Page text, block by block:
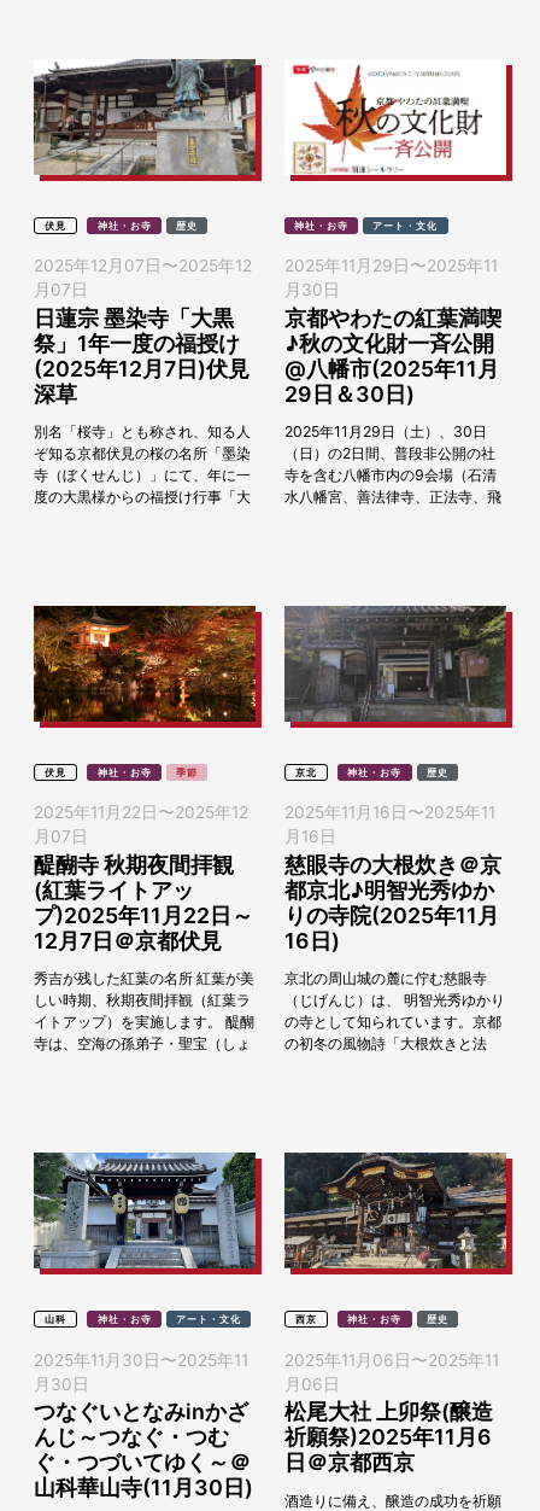
伏見 神社・お寺 歴史
2025年12月07日 〜2025年12
月07日
日蓮宗 墨染寺「大黒
祭」1年一度の福授け
(2025年12月7日)伏見
深草
別名「桜寺」とも称され、知る人
ぞ知る京都伏見の桜の名所「墨染
寺（ぼくせんじ）」にて、年に一
度の大黒様からの福授け行事「大
神社・お寺 アート・文化
2025年11月29日 〜2025年11
月30日
京都やわたの紅葉満喫
♪秋の文化財一斉公開
@八幡市(2025年11月
29日＆30日)
2025年11月29日（土）、30日
（日）の2日間、普段非公開の社
寺を含む八幡市内の9会場（石清
水八幡宮、善法律寺、正法寺、飛
伏見 神社・お寺 季節
2025年11月22日 〜2025年12
月07日
醍醐寺 秋期夜間拝観
(紅葉ライトアッ
プ)2025年11月22日～
12月7日＠京都伏見
秀吉が残した紅葉の名所 紅葉が美
しい時期、秋期夜間拝観（紅葉ラ
イトアップ）を実施します。 醍醐
寺は、空海の孫弟子・聖宝（しょ
京北 神社・お寺 歴史
2025年11月16日 〜2025年11
月16日
慈眼寺の大根炊き＠京
都京北♪明智光秀ゆか
りの寺院(2025年11月
16日)
京北の周山城の麓に佇む慈眼寺
（じげんじ）は、 明智光秀ゆかり
の寺として知られています。京都
の初冬の風物詩「大根炊きと法
山科 神社・お寺 アート・文化
2025年11月30日〜2025年11
月30日
つなぐいとなみinかざ
んじ～つなぐ・つむ
ぐ・つづいてゆく～＠
山科華山寺(11月30日)
西京 神社・お寺 歴史
2025年11月06日〜2025年11
月06日
松尾大社 上卯祭(醸造
祈願祭)2025年11月6
日＠京都西京
酒造りに備え、醸造の成功を祈願